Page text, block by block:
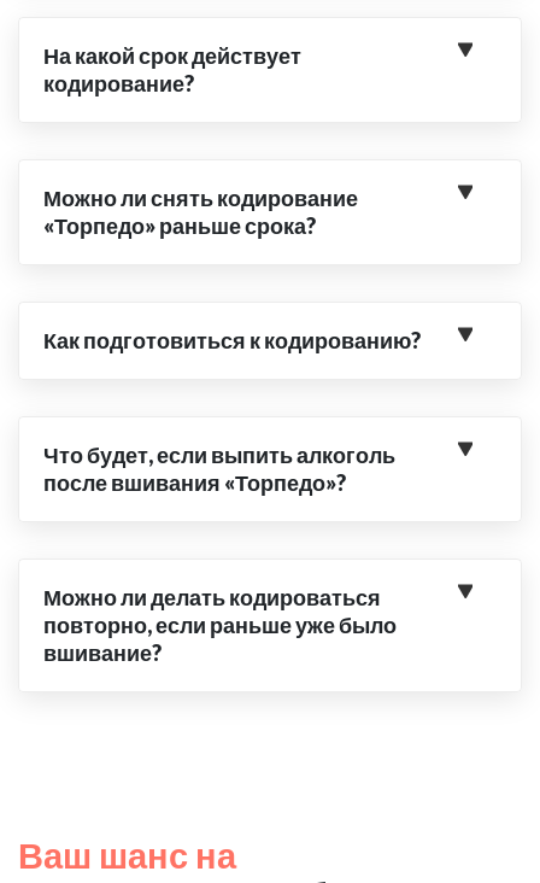
На какой срок действует
кодирование?
Можно ли снять кодирование
«Торпедо» раньше срока?
Как подготовиться к кодированию?
Что будет, если выпить алкоголь
после вшивания «Торпедо»?
Можно ли делать кодироваться
повторно, если раньше уже было
вшивание?
Ваш шанс на